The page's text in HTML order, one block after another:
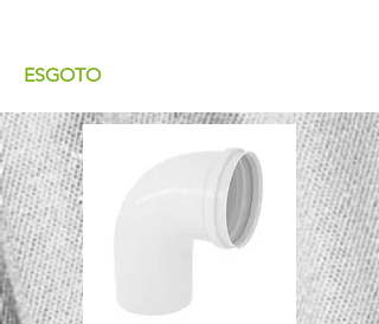
ESGOTO